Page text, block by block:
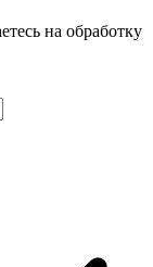
на обработку